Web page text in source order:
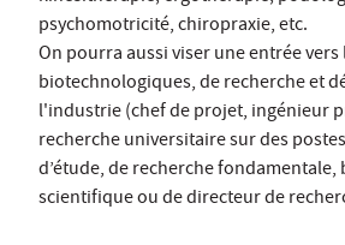
psychomotricité, chiropraxie, etc.
On pourra aussi viser une entrée
biotechnologiques, de recherche et
l'industrie (chef de projet, ingénieur
recherche universitaire sur des
d’étude, de recherche fondamentale,
scientifique ou de directeur de